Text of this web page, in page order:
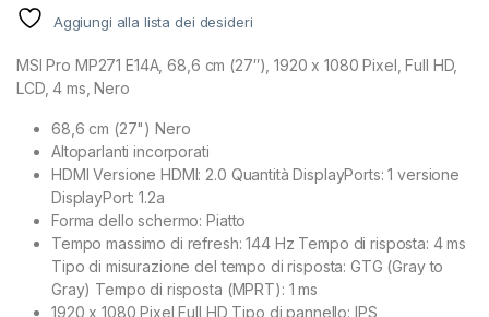
Aggiungi alla lista dei desideri
MSI Pro MP271 E14A, 68,6 cm (27″), 1920 x 1080 Pixel, Full HD,
LCD, 4 ms, Nero
68,6 cm (27") Nero
Altoparlanti incorporati
HDMI Versione HDMI: 2.0 Quantità DisplayPorts: 1 versione
DisplayPort: 1.2a
Forma dello schermo: Piatto
Tempo massimo di refresh: 144 Hz Tempo di risposta: 4 ms
Tipo di misurazione del tempo di risposta: GTG (Gray to
Gray) Tempo di risposta (MPRT): 1 ms
1920 x 1080 Pixel Full HD Tipo di pannello: IPS